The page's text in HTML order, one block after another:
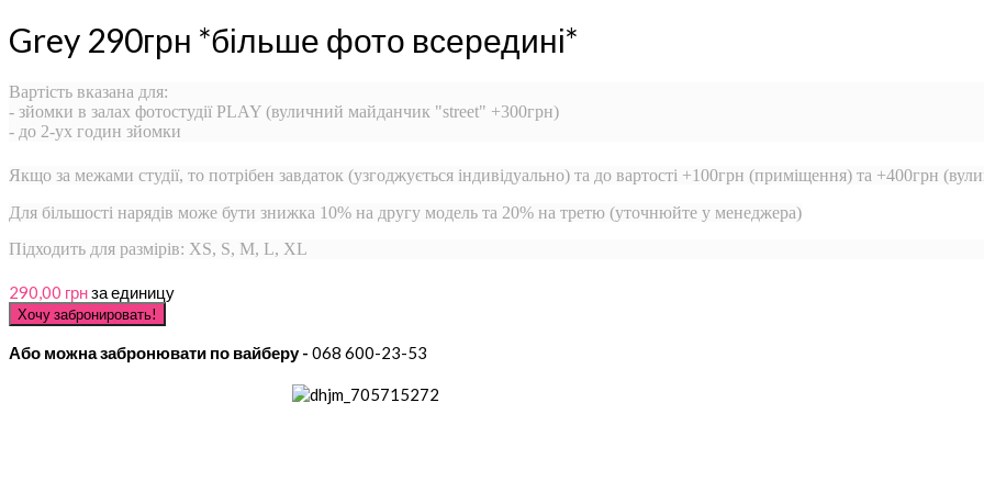
Grey 290грн *більше фото всередині*
Вартість вказана для:
- зйомки в залах фотостудії PLAY (вуличний майданчик "street" +300грн)
- до 2-ух годин зйомки
Якщо за межами студії, то потрібен завдаток (узгоджується індивідуально) та до вартості +100грн (приміщення) та +400грн
Для більшості нарядів може бути знижка 10% на другу модель та 20% на третю (уточнюйте у менеджера)
Підходить для размірів: XS, S, M, L, XL
290,00 грнза единицу
Або можна забронювати по вайберу - 068 600-23-53